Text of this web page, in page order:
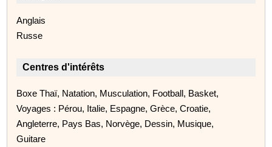
Anglais
Russe
Centres d'intérêts
Boxe Thaï, Natation, Musculation, Football, Basket,
Voyages : Pérou, Italie, Espagne, Grèce, Croatie,
Angleterre, Pays Bas, Norvège, Dessin, Musique,
Guitare